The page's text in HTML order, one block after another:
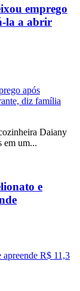
emprego
la a abrir
Daiany
em um...
e